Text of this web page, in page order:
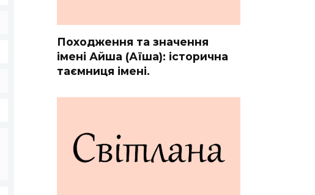
Походження та значення
імені Айша (Аїша): історична
таємниця імені.